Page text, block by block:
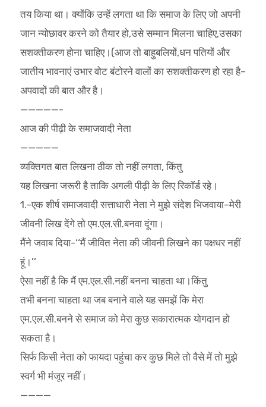
तय किया था। क्योंकि उन्हें लगता था कि समाज के लिए जो अपनी
जान न्योछावर करने को तैयार हो,उसे सम्मान मिलना चाहिए,उसका
सशक्तीकरण होना चाहिए।(आज तो बाहुबलियों,धन पतियों और
जातीय भावनाएं उभार वोट बंटोरने वालों का सशक्तीकरण हो रहा है–
अपवादों की बात और है।
—————-
आज की पीढ़ी के समाजवादी नेता
—————
व्यक्तिगत बात लिखना ठीक तो नहीं लगता, किंतु
यह लिखना जरूरी है ताकि अगली पीढ़ी के लिए रिकाॅर्ड रहे।
1.–एक शीर्ष समाजवादी सत्ताधारी नेता ने मुझे संदेश भिजवाया–मेरी
जीवनी लिख देंगे तो एम.एल.सी.बनवा दूंगा।
मैंने जवाब दिया-‘‘मैं जीवित नेता की जीवनी लिखने का पक्षधर नहीं
हूं।’’
ऐसा नहीं है कि मैं एम.एल.सी.नहीं बनना चाहता था।किंतु
तभी बनना चाहता था जब बनाने वाले यह समझें कि मेरा
एम.एल.सी.बनने से समाज को मेरा कुछ सकारात्मक योगदान हो
सकता है।
सिर्फ किसी नेता को फायदा पहुंचा कर कुछ मिले तो वैसे में तो मुझे
स्वर्ग भी मंजूर नहीं।
————